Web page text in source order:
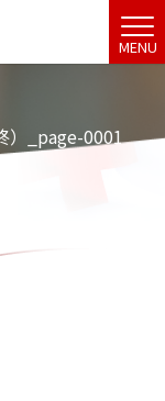
MENU
）_page-0001